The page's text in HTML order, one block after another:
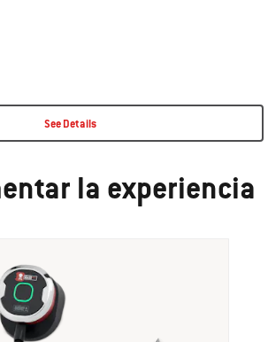
See Details
la experiencia